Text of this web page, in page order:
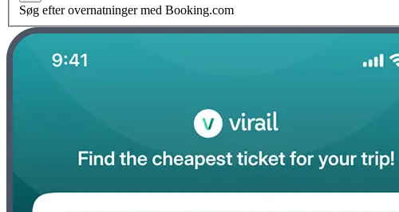
Søg efter overnatninger med Booking.com